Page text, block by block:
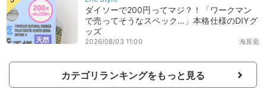
ダイソーで200円ってマジ？！「ワークマン
で売ってそうなスペック…」本格仕様のDIYグ
ッズ
海原藍
2026/08/03 11:00
カテゴリランキングをもっと見る